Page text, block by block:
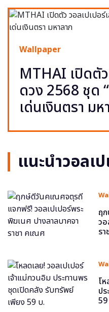
Wallpaper
MTHAI เปิดตั
ดวง 2568 ชุด
เด่นเงินตรา มห
แนะนำวอลเ
ฤ
วอ
ร
โ
ป